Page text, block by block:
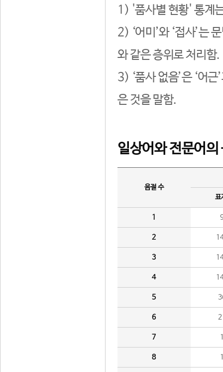
1) '품사별 현황' 통계
2) ‘어미’와 ‘접사’는
와 같은 층위로 처리함.
3) ‘품사 없음’은 ‘어
은 것을 말함.
일상어와 전문어의
음절 수
표
1
2
3
4
5
6
7
8